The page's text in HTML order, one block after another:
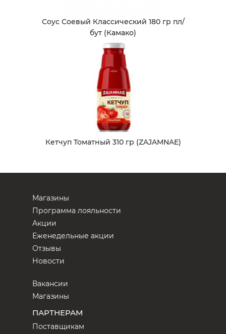
Соус Соевый Классический 180 гр пл/
бут (Камако)
Кетчуп Томатный 310 гр (ZAJAMNAE)
Магазины
Программа лояльности
Акции
Еженедельные акции
Отзывы
Новости
Вакансии
Магазины
ПАРТНЕРАМ
Поставщикам